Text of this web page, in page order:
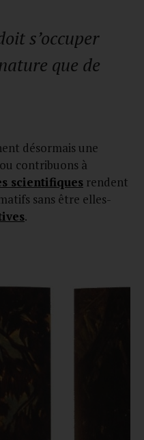
s’occuper
que de
désormais une
contribuons à
scientifiques rendent
sans être elles-
.